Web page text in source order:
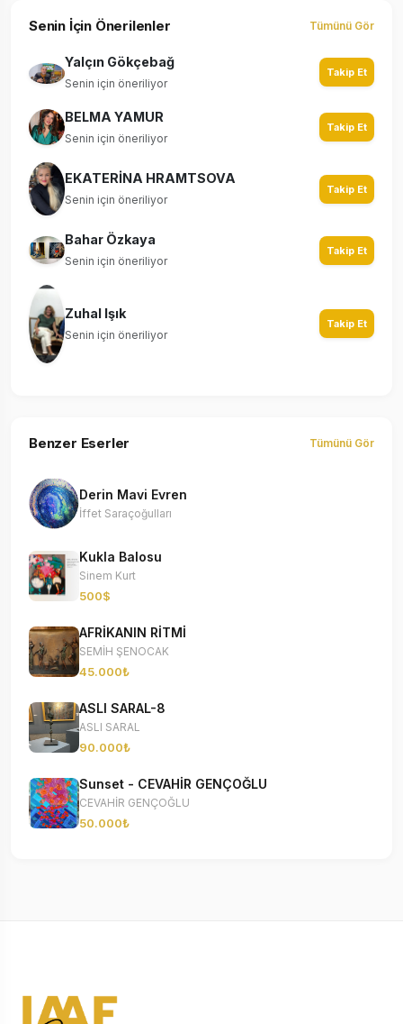
Senin İçin Önerilenler Tümünü Gör
Yalçın Gökçebağ
Senin için öneriliyor
Takip Et
BELMA YAMUR
Senin için öneriliyor
Takip Et
EKATERİNA HRAMTSOVA
Senin için öneriliyor
Takip Et
Bahar Özkaya
Senin için öneriliyor
Takip Et
Zuhal Işık
Senin için öneriliyor
Takip Et
Benzer Eserler Tümünü Gör
Derin Mavi Evren
İffet Saraçoğulları
Kukla Balosu
Sinem Kurt
500$
AFRİKANIN RİTMİ
SEMİH ŞENOCAK
45.000₺
ASLI SARAL-8
ASLI SARAL
90.000₺
Sunset - CEVAHİR GENÇOĞLU
CEVAHİR GENÇOĞLU
50.000₺